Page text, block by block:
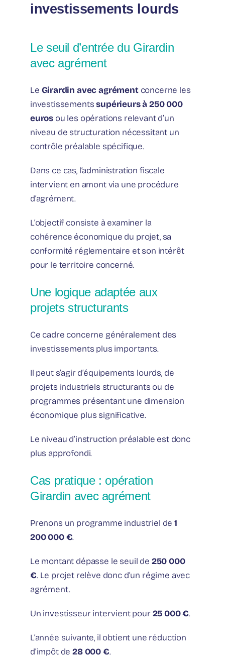
investissements lourds
Le seuil d’entrée du Girardin
avec agrément
Le Girardin avec agrémentconcerne les
investissementssupérieurs à 250 000
euros ou les opérations relevant d’un
niveau de structuration nécessitant un
contrôle préalable spécifique.
Dans ce cas, l’administration fiscale
intervient en amont via une procédure
d’agrément.
L’objectif consiste à examiner la
cohérence économique du projet, sa
conformité réglementaire et son intérêt
pour le territoire concerné.
Une logique adaptée aux
projets structurants
Ce cadre concerne généralement des
investissements plus importants.
Il peut s’agir d’équipements lourds, de
projets industriels structurants ou de
programmes présentant une dimension
économique plus significative.
Le niveau d’instruction préalable est donc
plus approfondi.
Cas pratique : opération
Girardin avec agrément
Prenons un programme industriel de1
200 000 €.
Le montant dépasse le seuil de 250 000
€. Le projet relève donc d’un régime avec
agrément.
Un investisseur intervient pour25 000 €.
L’année suivante, il obtient une réduction
d’impôt de28 000 €.